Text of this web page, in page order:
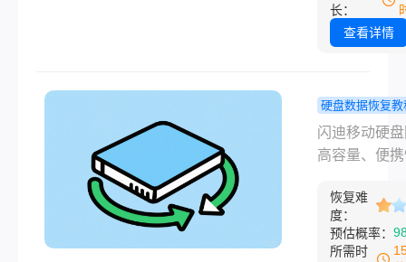
间消失时，
慌感难以言
然而，当你
“SSD数据恢
时，可能被
上万的报价
那么固态硬
恢复一般多
呢？本文将
入了解固态
长：
查看详情
硬盘数据恢复教
迪移动硬盘
怎么恢复？
解！
闪迪移动硬
高容量、便
用户存储重
的首选工具
而，误删文
恢复难
度：
预估概率：
所需时